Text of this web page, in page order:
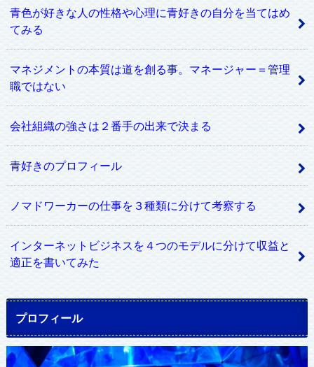
青色が好きな人の性格や心理に青好きの自分を当てはめ
てみる
マネジメントの本質は道を創る事。マネージャー＝管理
職ではない
会社組織の強さは２番手の出来で決まる
青好きのプロフィール
ノマドワーカーの仕事を３種類に分けて考察する
インターネットビジネスを４つのモデルに分けて収益と
適正を書いてみた
プロフィール